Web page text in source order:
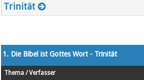
Trinität
1. Die Bibel ist Gottes Wort - Trinität
Thema /Verfasser